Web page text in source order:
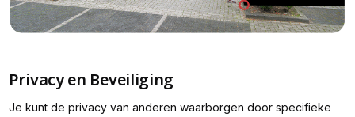
Privacy en Beveiliging
Je kunt de privacy van anderen waarborgen door specifieke